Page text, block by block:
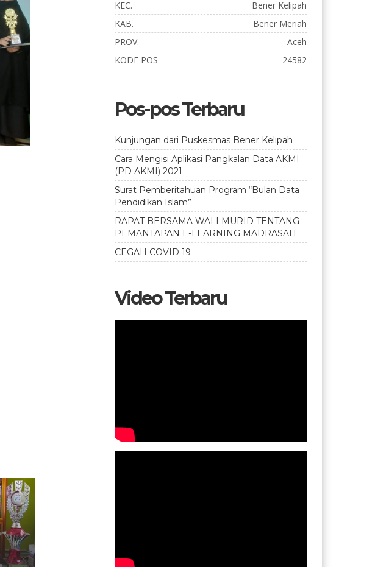
KEC.
Bener Kelipah
KAB.
Bener Meriah
PROV.
Aceh
KODE POS
24582
Pos-pos Terbaru
Kunjungan dari Puskesmas Bener Kelipah
Cara Mengisi Aplikasi Pangkalan Data AKMI
(PD AKMI) 2021
Surat Pemberitahuan Program “Bulan Data
Pendidikan Islam”
RAPAT BERSAMA WALI MURID TENTANG
PEMANTAPAN E-LEARNING MADRASAH
CEGAH COVID 19
Video Terbaru